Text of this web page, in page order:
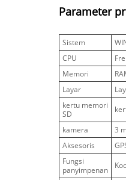
Parameter
Sistem
CPU
Memori
Layar
kertu memori
SD
kamera
3
Aksesoris
Fungsi
panyimpenan